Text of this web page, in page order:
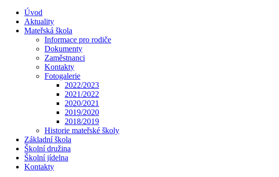
Úvod
Aktuality
Mateřská škola
Informace pro rodiče
Dokumenty
Zaměstnanci
Kontakty
Fotogalerie
2022/2023
2021/2022
2020/2021
2019/2020
2018/2019
Historie mateřské školy
Základní škola
Školní družina
Školní jídelna
Kontakty